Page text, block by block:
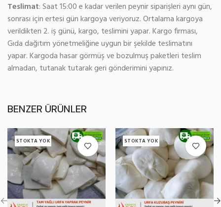
Teslimat: Saat 15:00 e kadar verilen peynir siparişleri aynı gün,
sonrası için ertesi gün kargoya veriyoruz. Ortalama kargoya
verildikten 2. iş günü, kargo, teslimini yapar. Kargo firması,
Gıda dağıtım yönetmeliğine uygun bir şekilde teslimatını
yapar. Kargoda hasar görmüş ve bozulmuş paketleri teslim
almadan, tutanak tutarak geri gönderimini yapınız.
BENZER ÜRÜNLER
STOKTA YOK STOKTA YOK